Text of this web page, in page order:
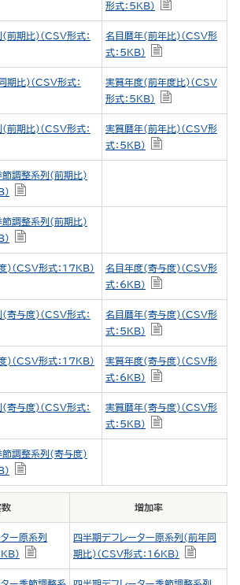
形式：5KB）
前期比)（CSV形式：
名目暦年(前年比)（CSV形
式：5KB）
比)（CSV形式：
実質年度(前年度比)（CSV
形式：5KB）
前期比)（CSV形式：
実質暦年(前年比)（CSV形
式：5KB）
節調整系列(前期比)
節調整系列(前期比)
)（CSV形式：17KB）
名目年度(寄与度)（CSV形
式：6KB）
寄与度)（CSV形式：
名目暦年(寄与度)（CSV形
式：5KB）
)（CSV形式：17KB）
実質年度(寄与度)（CSV形
式：6KB）
寄与度)（CSV形式：
実質暦年(寄与度)（CSV形
式：5KB）
節調整系列(寄与度)
数 増加率
ー原系列
）
四半期デフレーター原系列(前年同
期比)（CSV形式：16KB）